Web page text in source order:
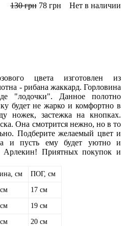
130грн 78 грн
Нет в наличии
цвета изготовлен из
- рибана жаккард. Горловина
"лодочки". Данное полотно
будет не жарко и комфортно в
ножек, застежка на кнопках.
Она смотрится нежно, но в то
Подберите желаемый цвет и
и пусть ему будет уютно и
Приятных покупок и
см ПОГ, см
17 см
19 см
20 см